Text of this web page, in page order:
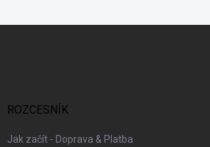
ROZCESNÍK
Jak začít - Doprava & Platba